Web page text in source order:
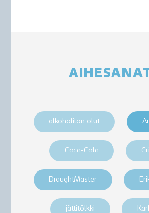
alkoholiton olut
Coca-Cola
DraughtMaster
jättitölkki